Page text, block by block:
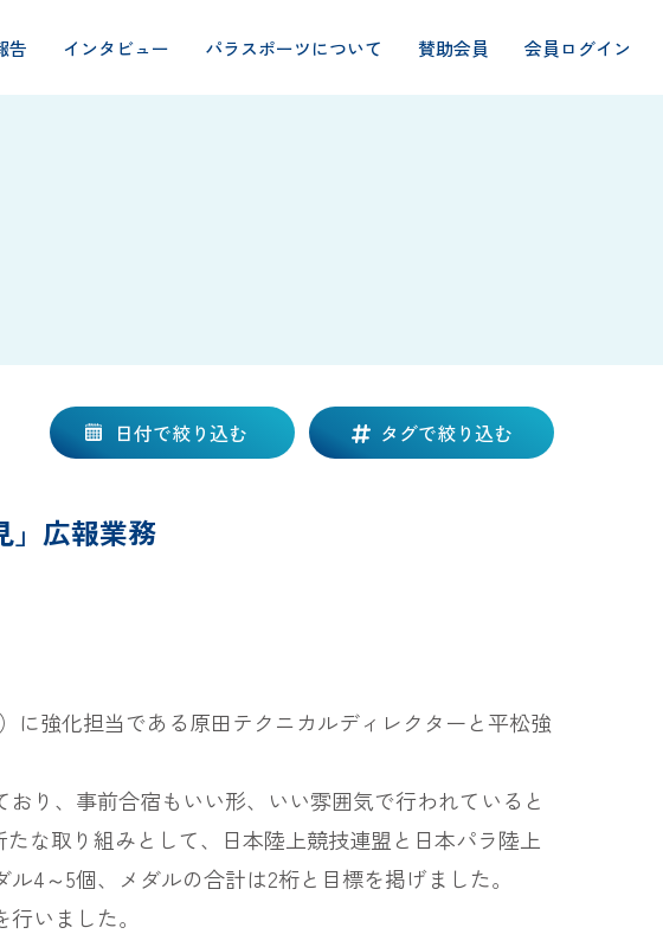
告 インタビュー パラスポーツについて 賛助会員 会員ログイン
日付で絞り込む タグで絞り込む
」広報業務
に強化担当である原田テクニカルディレクターと平松強
り、事前合宿もいい形、いい雰囲気で行われていると
な取り組みとして、日本陸上競技連盟と日本パラ陸上
4～5個、メダルの合計は2桁と目標を掲げました。
いました。